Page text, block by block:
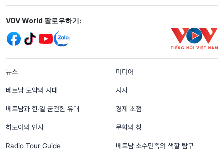
Mạng xã hội
VOV World 팔로우하기:
menu footer tiếng Hàn
뉴스 미디어
베트남 도약의 시대 시사
베트남과 한‧일 굳건한 유대 경제 초점
하노이의 인사 문화의 창
Radio Tour Guide 베트남 소수민족의 색깔 탐구